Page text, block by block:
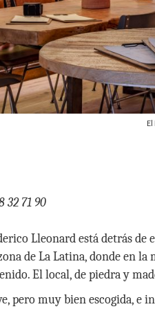
32 71 90
Lleonard está detrás
de La Latina, donde en
El local, de piedra y
pero muy bien escogida, e